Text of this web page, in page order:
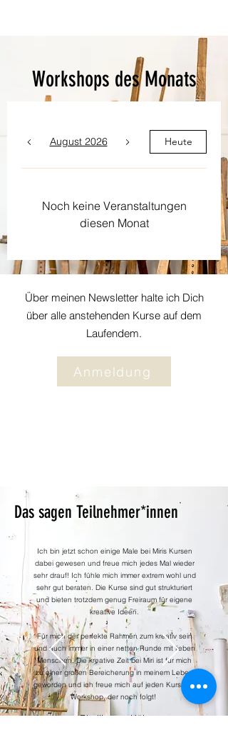
Workshops des Monats
August 2026 Heute
Noch keine Veranstaltungen
diesen Monat
Über meinen Newsletter halte ich Dich
über alle anstehenden Kurse auf dem
Laufendem.
Anmeldung
Das sagen Teilnehmer*innen
Ich bin jetzt schon einige Male bei Miris Kursen
dabei gewesen und freue mich jedes Mal wieder
sehr drauf! Ich fühle mich immer extrem wohl und
sehr gut beraten. Die Kurse sind gut strukturiert
und bieten trotzdem genug Freiraum für eigene
kreative Ideen.
Für mich der perfekte Rahmen zum kreativ sein
und auch immer in einer netten Runde mit lieben
Menschen. Die kreative Zeit bei Miri ist für mich
zu einer großen Bereicherung in meinem Leben
geworden und ich freue mich auf jeden Kurs und
Workshop, der noch folgt!
Phyllis aus Köln